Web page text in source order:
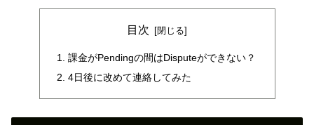
目次
課金がPendingの間はDisputeができない？
4日後に改めて連絡してみた